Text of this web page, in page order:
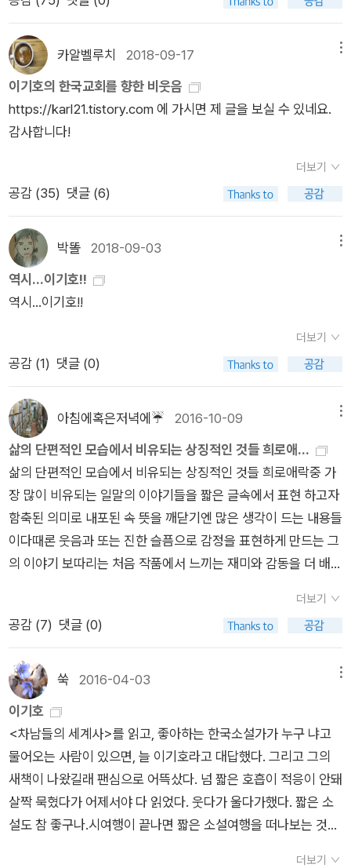
지로, 때로는 우매한자가 벌이는 한 편의 촌극으로, 때로는 아이
러니한 블랙코미디로 이야기를 완성시킨다. 이기호는 소설작법
에 있어 하나의 방식만을 맹렬하게 고집하지 않는다. 소설 한 편
을 전부 랩의 가사로 채우는가 하면(버니), 피의자 조서형식으로
꾸미기도 하고(햄릿 포에버), 성경의 의고체 어투를 흉내내어 쓰
기도 한다(최순덕 성령충만기). 단지 형식적 실험을 위해서만 이
괴는 작품의 내용과 긴밀하게 연관을 가지는 것이 특징이다. 랩의
가사를 흉내낸 것은 작품 속 인물 버니가 랩밖에는 할 줄 모르는
백치여서이고, 피의자 조서형식으로 꾸며낸 것은 작품의 주인공
이 실제로 경찰서에서 조서를 작성하는 상황에 처해 있기 때문이
다. 또 성경의 어투를 흉내낸 것은 주인공이 광신도인 것과 관계
가 있다. 이밖에도 이러한 형식적 파괴를 통해서 얻는 효과는 적
지 않다. '버니'의 경우 랩의 형식을 차용하고 있어서인지 활자에
리듬감이 부여되어 청각적인 효과를 거둔다. 성경을 흉내내어 의
하는 의미 뿐 아니라, 문자의 배열 상태에 따른 시각적 효과까지
거두고 있다. 작가의 이러한 시도는 다음 소설집 '갈팡질팡하다
내 이럴 줄 알았지'에서도 꾸준히 이어진다. 이야기 자체 뿐 아니
라 (이야기를 전달하는 매체를 포함해) 이야기를 이루는 모든 것
이 이야기의 일부가 될 수 있음을 잘 보여준다.그러나 이기호의
소설을 기존의 소설 형식에 반기를 드는 말장난으로만 생각해서
는 곤란하다. 소설들은 낯선 형식 속에서도 말하고자 하는 바를
온전히 담아내고 있다. 이기호의 소설은 붓가는대로 끄적인 듯 하
지만 한 편을 읽고나면 묘하게 질서정연함이 느껴진다. 마구잡이
의 구심점을 향해 되돌아 오는 느낌을 준다. 표제작인 '최순덕 성
령충만기'는 광신론자 최순덕의 일대기를 성자의 삶에 빗대어 서
술하고 있지만, 읽는 이를 숙연하게 만드는 성인의 전기와는 반대
로 인물을 통렬하게 풍자하고 있다. '버니'와 '햄릿 포에버', '옆에
서 보는 저 고백은' 등에서는 도덕적으로 비난받을만한 인물들을
비난할 수 없게 만드는 상황적 아이러니가 나타난다. '백미러 사
나이', '간첩이 다녀가셨다', '발밑으로 사라진 사람들'에서는 정치
나 권력, 이데올로기에 대한 일종의 알레고리를 발견할 수 있다.
번득이는 기발함, 수준 높은 풍자와 유머가 이기호의 모든 작품을
일관적으로 포용하는 특징일 것이다.
카알벨루치 2018-09-17
이기호의 한국교회를 향한 비웃음
https://karl21.tistory.com 에 가시면 제 글을 보실 수 있네요.
더보기
공감 (35) 댓글 (6)
박똘 2018-09-03
역시...이기호!!
역시...이기호!!
더보기
공감 (1) 댓글 (0)
아침에혹은저녁에☔ 2016-10-09
삶의 단편적인 모습에서 비유되는 상징적인 것들 희로애...
삶의 단편적인 모습에서 비유되는 상징적인 것들 희로애락중 가
장 많이 비유되는 일말의 이야기들을 짧은 글속에서 표현 하고자
함축된 의미로 내포된 속 뜻을 깨닫기엔 많은 생각이 드는 내용들
이다때론 웃음과 또는 진한 슬픔으로 감정을 표현하게 만드는 그
의 이야기 보따리는 처음 작품에서 느끼는 재미와 감동을 더 배가
저 웃고 울을수 있는 이야기 인것 같아 더욱 애착이 가는 것 같다
지나간 그의 책 들을 다시 꺼내보아야겠다는 생각이든다
더보기
공감 (7) 댓글 (0)
쑥 2016-04-03
이기호
<차남들의 세계사>를 읽고, 좋아하는 한국소설가가 누구 냐고
물어오는 사람이 있으면, 늘 이기호라고 대답했다. 그리고 그의
새책이 나왔길래 팬심으로 어뜩샀다. 넘 짧은 호흡이 적응이 안돼
살짝 묵혔다가 어제서야 다 읽었다. 웃다가 울다가했다. 짧은 소
설도 참 좋구나.시여행이 끝나면 짧은 소설여행을 떠나보는 것도
더보기